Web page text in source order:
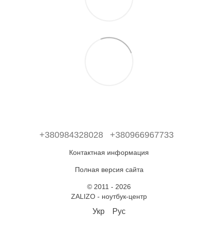
+380984328028 +380966967733
Контактная информация
Полная версия сайта
© 2011 - 2026
ZALIZO - ноутбук-центр
Укр Рус